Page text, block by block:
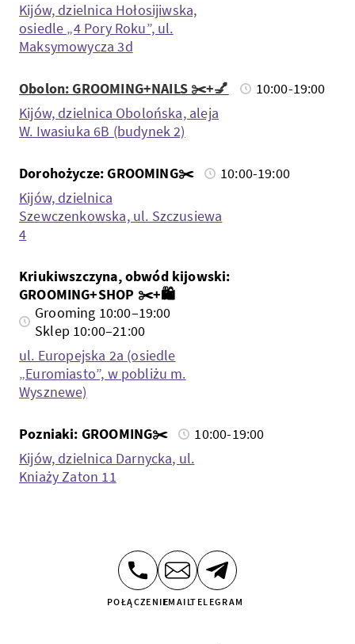
Kijów, dzielnica Hołosijiwska,
osiedle „4 Pory Roku”, ul.
Maksymowycza 3d
Obolon: GROOMING+NAILS ✂️+💅
10:00-19:00
Kijów, dzielnica Obolońska, aleja
W. Iwasiuka 6B (budynek 2)
Dorohożycze: GROOMING✂️
10:00-19:00
Kijów, dzielnica
Szewczenkowska, ul. Szczusiewa
4
Kriukiwszczyna, obwód kijowski:
GROOMING+SHOP ✂️+🛍️
Grooming 10:00–19:00
Sklep 10:00–21:00
ul. Europejska 2a (osiedle
„Euromiasto”, w pobliżu m.
Wysznewe)
Pozniaki: GROOMING✂️
10:00-19:00
Kijów, dzielnica Darnycka, ul.
Kniaży Zaton 11
POŁĄCZENIEEMAILTELEGRAM